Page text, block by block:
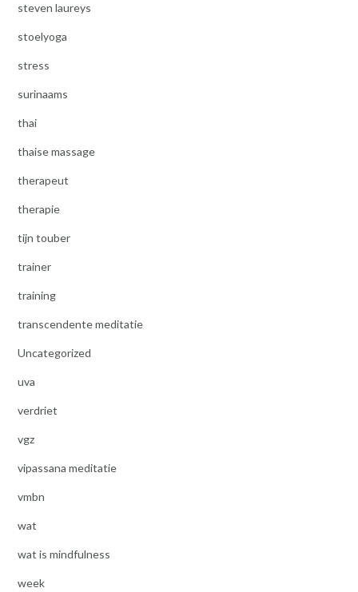
steven laureys
stoelyoga
stress
surinaams
thai
thaise massage
therapeut
therapie
tijn touber
trainer
training
transcendente meditatie
Uncategorized
uva
verdriet
vgz
vipassana meditatie
vmbn
wat
wat is mindfulness
week